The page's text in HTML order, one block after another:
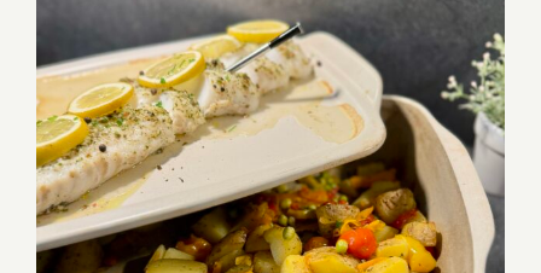
Kabeljau Rücken an buntem Kartoffel
Gemüse